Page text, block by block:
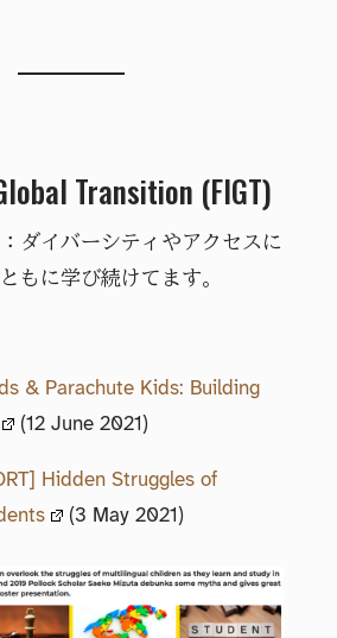
Transition (FIGT)
：ダイバーシティやアクセスに
もに学び続けてます。
& Parachute Kids: Building
(12 June 2021)
Hidden Struggles of
(3 May 2021)